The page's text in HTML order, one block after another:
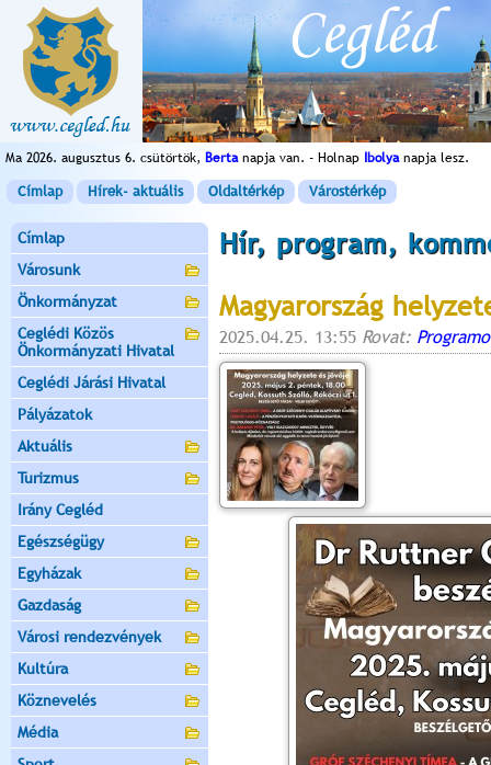
Ma 2026. augusztus 6. csütörtök, Bertanapja van. - Holnap Ibolyanapja lesz.
Címlap Hírek- aktuális Oldaltérkép Várostérkép
Címlap
Városunk
Önkormányzat
Ceglédi Közös
Önkormányzati Hivatal
Ceglédi Járási Hivatal
Pályázatok
Aktuális
Turizmus
Irány Cegléd
Egészségügy
Egyházak
Gazdaság
Városi rendezvények
Kultúra
Köznevelés
Média
Hír, program,
Magyarország
2025.04.25. 13:55 Rovat: